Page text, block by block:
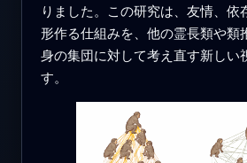
りました。この研究は、友情、依
形作る仕組みを、他の霊長類や類
身の集団に対して考え直す新しい
す。